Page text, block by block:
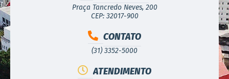
Praça Tancredo Neves, 200
CEP: 32017-900
CONTATO
(31) 3352-5000
ATENDIMENTO